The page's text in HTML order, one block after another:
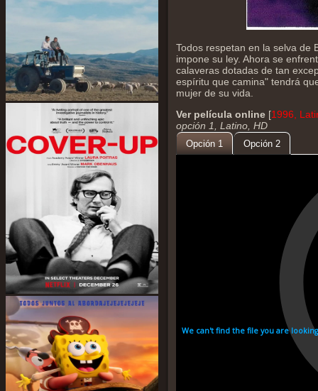
Todos respetan en la selva de
impone su ley. Ahora se
calaveras dotadas de tan
espíritu que camina" tendrá
mujer de su vida.
Ver película online [1996,
opción 1, Latino, HD
Opción 1 Opción 2